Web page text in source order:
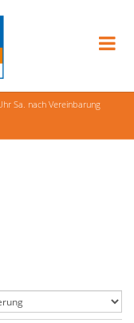
Sa. nach Vereinbarung